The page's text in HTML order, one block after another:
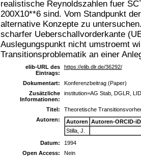
realistische Reynoldszahlen fuer
200X10**6 sind. Vom Standpunkt
alternative Konzepte zu
scharfer Ueberschallvorderkante
Auslegungspunkt nicht umstroemt
Transitionsproblematik an einer
elib-URL des
Eintrags:
https://elib.dlr.de/36292/
Dokumentart:
Konferenzbeitrag (Paper)
Zusätzliche
Informationen:
institution=AG Stab, DGLR,
Titel:
Theoretische
Autoren:
Autoren Autoren-ORCID-iD
Stilla, J.
Datum:
1994
Open Access:
Nein